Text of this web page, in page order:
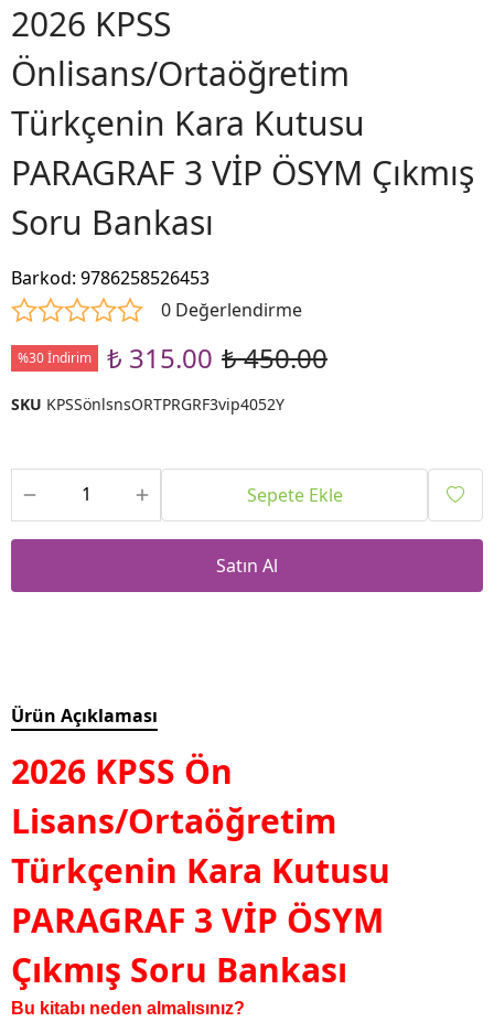
2026 KPSS
Önlisans/Ortaöğretim
Türkçenin Kara Kutusu
PARAGRAF 3 VİP ÖSYM Çıkmış
Soru Bankası
Barkod: 9786258526453
0 Değerlendirme
%30 İndirim ₺ 315.00 ₺ 450.00
SKU KPSSönlsnsORTPRGRF3vip4052Y
Sepete Ekle
Satın Al
Ürün Açıklaması
2026 KPSS Ön
Lisans/Ortaöğretim
Türkçenin Kara Kutusu
PARAGRAF 3 VİP ÖSYM
Çıkmış Soru Bankası
Bu kitabı neden almalısınız?